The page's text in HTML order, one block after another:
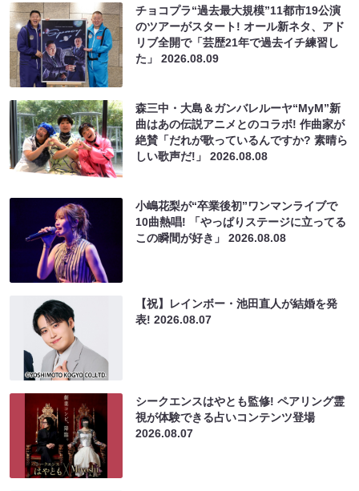
チョコプラ“過去最大規模”11都市19公演
のツアーがスタート! オール新ネタ、アド
リブ全開で「芸歴21年で過去イチ練習し
た」2026.08.09
森三中・大島＆ガンバレルーヤ“MyM”新
曲はあの伝説アニメとのコラボ! 作曲家が
絶賛「だれが歌っているんですか? 素晴ら
しい歌声だ!」2026.08.08
小嶋花梨が“卒業後初”ワンマンライブで
10曲熱唱! 「やっぱりステージに立ってる
この瞬間が好き」2026.08.08
【祝】レインボー・池田直人が結婚を発
表!2026.08.07
シークエンスはやとも監修! ペアリング霊
視が体験できる占いコンテンツ登場
2026.08.07